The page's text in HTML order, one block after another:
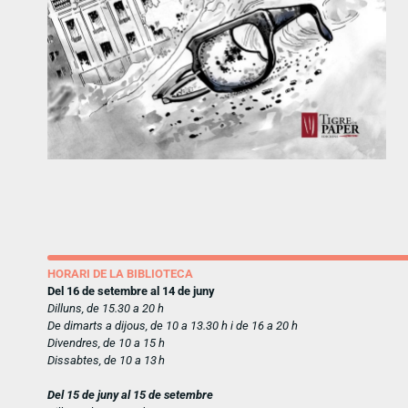
HORARI DE LA BIBLIOTECA
Del 16 de setembre al 14 de juny
Dilluns, de 15.30 a 20 h
De dimarts a dijous, de 10 a 13.30 h i de 16 a 20 h
Divendres, de 10 a 15 h
Dissabtes, de 10 a 13 h
Del 15 de juny al 15 de setembre